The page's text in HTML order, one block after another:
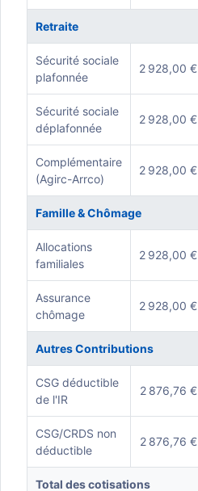
Retraite
Sécurité sociale
plafonnée
2 928,00 €
Sécurité sociale
déplafonnée
2 928,00 €
Complémentaire
(Agirc-Arrco)
2 928,00 €
Famille & Chômage
Allocations
familiales
2 928,00 €
Assurance
chômage
2 928,00 €
Autres Contributions
CSG déductible
de l'IR
2 876,76 €
CSG/CRDS non
déductible
2 876,76 €
Total des cotisations